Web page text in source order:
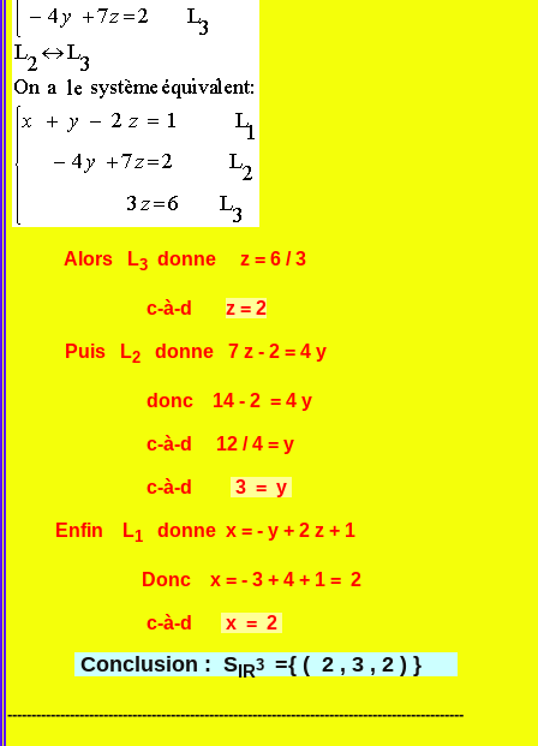
Alors L3 donne z = 6 / 3
c-à-d z = 2
Puis L2 donne 7 z - 2 = 4 y
donc 14 - 2 = 4 y
c-à-d 12 / 4 = y
c-à-d 3 = y
Enfin L1 donne x = - y + 2 z + 1
Donc x = - 3 + 4 + 1 = 2
c-à-d x = 2
Conclusion : SIR3 ={ ( 2 , 3 , 2 ) }
-----------------------------------------------------------------------------------------------